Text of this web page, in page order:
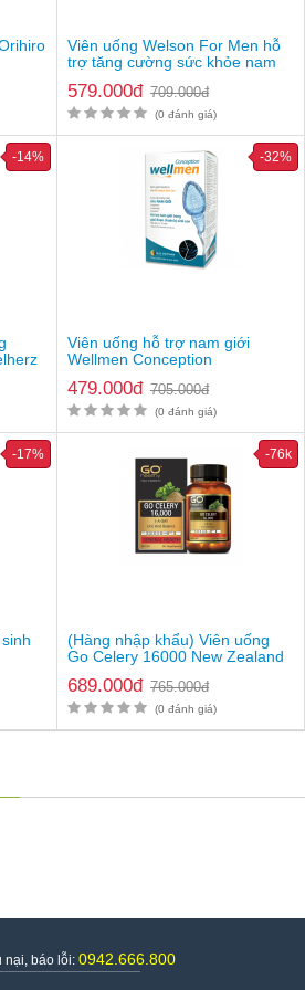
Viên uống Welson For Men hỗ
trợ tăng cường sức khỏe nam
579.000đ 709.000đ
(0 đánh giá)
-14%
Viên uống hỗ trợ nam giới
Wellmen Conception
479.000đ 705.000đ
-32%
(0 đánh giá)
-17%
(Hàng nhập khẩu) Viên uống
Go Celery 16000 New Zealand
689.000đ 765.000đ
-76k
(0 đánh giá)
nại, báo lỗi: 0942.666.800